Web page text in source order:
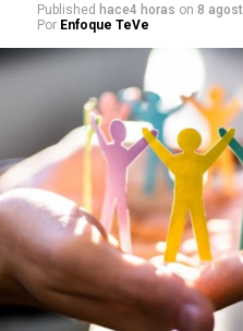
Published hace4 horas on 8
Por Enfoque TeVe